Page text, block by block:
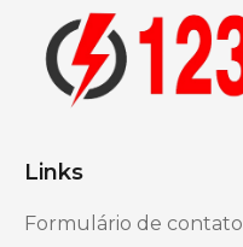
Links
Formulário de contato